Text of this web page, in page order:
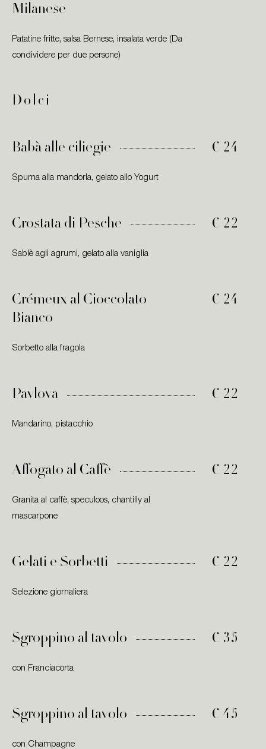
Milanese
Patatine fritte, salsa Bernese, insalata verde (Da
condividere per due persone)
Dolci
Babà alle ciliegie € 24
Spuma alla mandorla, gelato allo Yogurt
Crostata di Pesche € 22
Sablè agli agrumi, gelato alla vaniglia
Crémeux al Cioccolato
Bianco
€ 24
Sorbetto alla fragola
Pavlova € 22
Mandarino, pistacchio
Affogato al Caffè € 22
Granita al caffè, speculoos, chantilly al
mascarpone
Gelati e Sorbetti € 22
Selezione giornaliera
Sgroppino al tavolo € 35
con Franciacorta
Sgroppino al tavolo € 45
con Champagne